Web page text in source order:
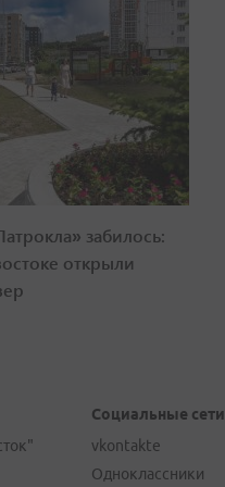
забилось:
открыли
Социальные сети
vkontakte
Одноклассники